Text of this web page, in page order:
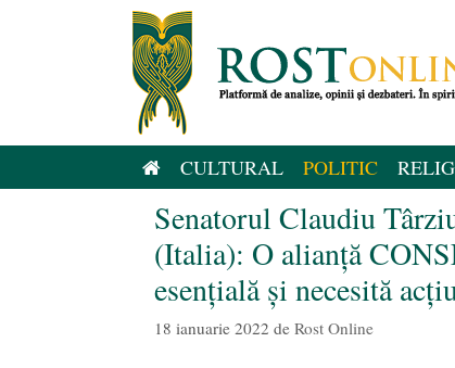
CULTURAL POLITIC
Senatorul Claudiu
(Italia): O alianță
esențială și necesită
18 ianuarie 2022 de Rost Online